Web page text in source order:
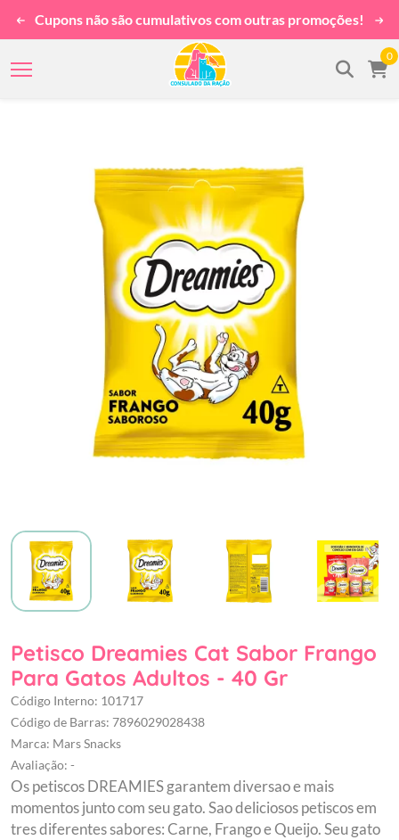
Cupons não são cumulativos com outras promoções!
0
Petisco Dreamies Cat Sabor Frango
Para Gatos Adultos - 40 Gr
Código Interno: 101717
Código de Barras: 7896029028438
Marca: Mars Snacks
Avaliação: -
Os petiscos DREAMIES garantem diversao e mais
momentos junto com seu gato. Sao deliciosos petiscos em
tres diferentes sabores: Carne, Frango e Queijo. Seu gato